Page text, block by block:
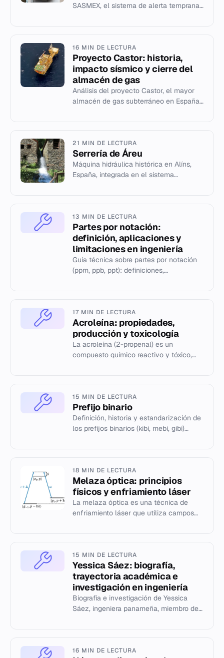
SASMEX, el sistema de alerta temprana
16 MIN DE LECTURA
Proyecto Castor: historia,
impacto sísmico y cierre del
almacén de gas
Análisis del proyecto Castor, el mayor
almacén de gas subterráneo en España,
21 MIN DE LECTURA
Serrería de Áreu
Máquina hidráulica histórica en Alíns,
España, integrada en el sistema
13 MIN DE LECTURA
Partes por notación:
definición, aplicaciones y
limitaciones en ingeniería
Guía técnica sobre partes por notación
(ppm, ppb, ppt): definiciones,
17 MIN DE LECTURA
Acroleína: propiedades,
producción y toxicología
La acroleína (2-propenal) es un
compuesto químico reactivo y tóxico,
15 MIN DE LECTURA
Prefijo binario
Definición, historia y estandarización de
los prefijos binarios (kibi, mebi, gibi)
18 MIN DE LECTURA
Melaza óptica: principios
físicos y enfriamiento láser
La melaza óptica es una técnica de
enfriamiento láser que utiliza campos
15 MIN DE LECTURA
Yessica Sáez: biografía,
trayectoria académica e
investigación en ingeniería
Biografía e investigación de Yessica
Sáez, ingeniera panameña, miembro del
16 MIN DE LECTURA